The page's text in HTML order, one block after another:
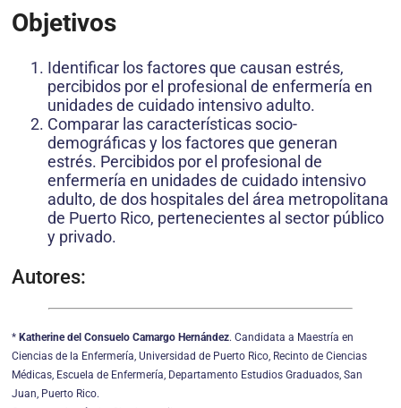
Objetivos
Identificar los factores que causan estrés,
percibidos por el profesional de enfermería en
unidades de cuidado intensivo adulto.
Comparar las características socio-
demográficas y los factores que generan
estrés. Percibidos por el profesional de
enfermería en unidades de cuidado intensivo
adulto, de dos hospitales del área metropolitana
de Puerto Rico, pertenecientes al sector público
y privado.
Autores:
* Katherine del Consuelo Camargo Hernández. Candidata a Maestría en
Ciencias de la Enfermería, Universidad de Puerto Rico, Recinto de Ciencias
Médicas, Escuela de Enfermería, Departamento Estudios Graduados, San
Juan, Puerto Rico.